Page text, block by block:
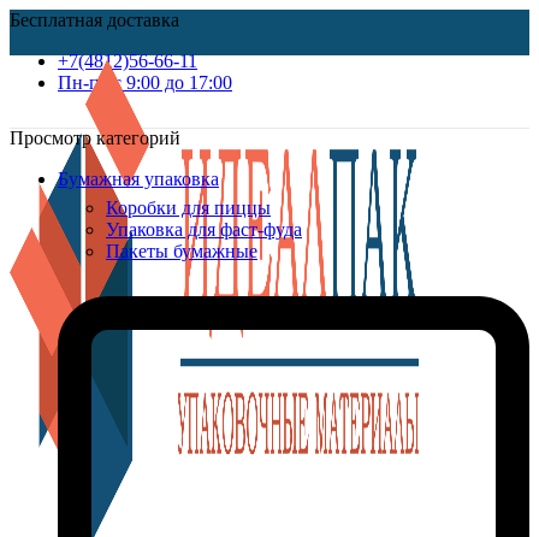
Бесплатная доставка
+7(4812)56-66-11
Пн-пт c 9:00 до 17:00
Просмотр категорий
Бумажная упаковка
Коробки для пиццы
Упаковка для фаст-фуда
Пакеты бумажные